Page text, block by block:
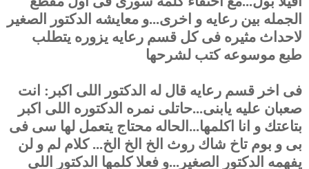
الجمله بين رعايه و اخرى...و معايشه الدكتور الصغير
لاحداث مثيره فى كل قسم رعايه يزوره يتطلب
طبع موسوعه كتب لشرحها
فى اخر قسم رعايه قال له الدكتور اللى اكبر: انت
صعبان عليه يابنى...حاتلى نمره الدكتوره اللى اكبر
بتاعتك و انا اكلمها...الحاله محتاج يتعمل لها سى فى
بى و بوم تاخ شاك روث الخ الخ الخ... كلام لم و لن
يفهمه الدكتور الصغير...و فعلا كلمها الدكتور اللى